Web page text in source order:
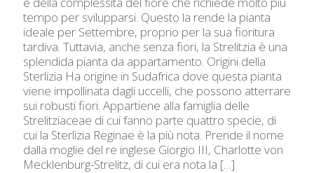
tempo per svilupparsi. Questo la rende la pianta
ideale per Settembre, proprio per la sua fioritura
tardiva. Tuttavia, anche senza fiori, la Strelitzia è una
splendida pianta da appartamento. Origini della
Sterlizia Ha origine in Sudafrica dove questa pianta
viene impollinata dagli uccelli, che possono atterrare
sui robusti fiori. Appartiene alla famiglia delle
Strelitziaceae di cui fanno parte quattro specie, di
cui la Sterlizia Reginae è la più nota. Prende il nome
dalla moglie del re inglese Giorgio III, Charlotte von
Mecklenburg-Strelitz, di cui era nota la […]